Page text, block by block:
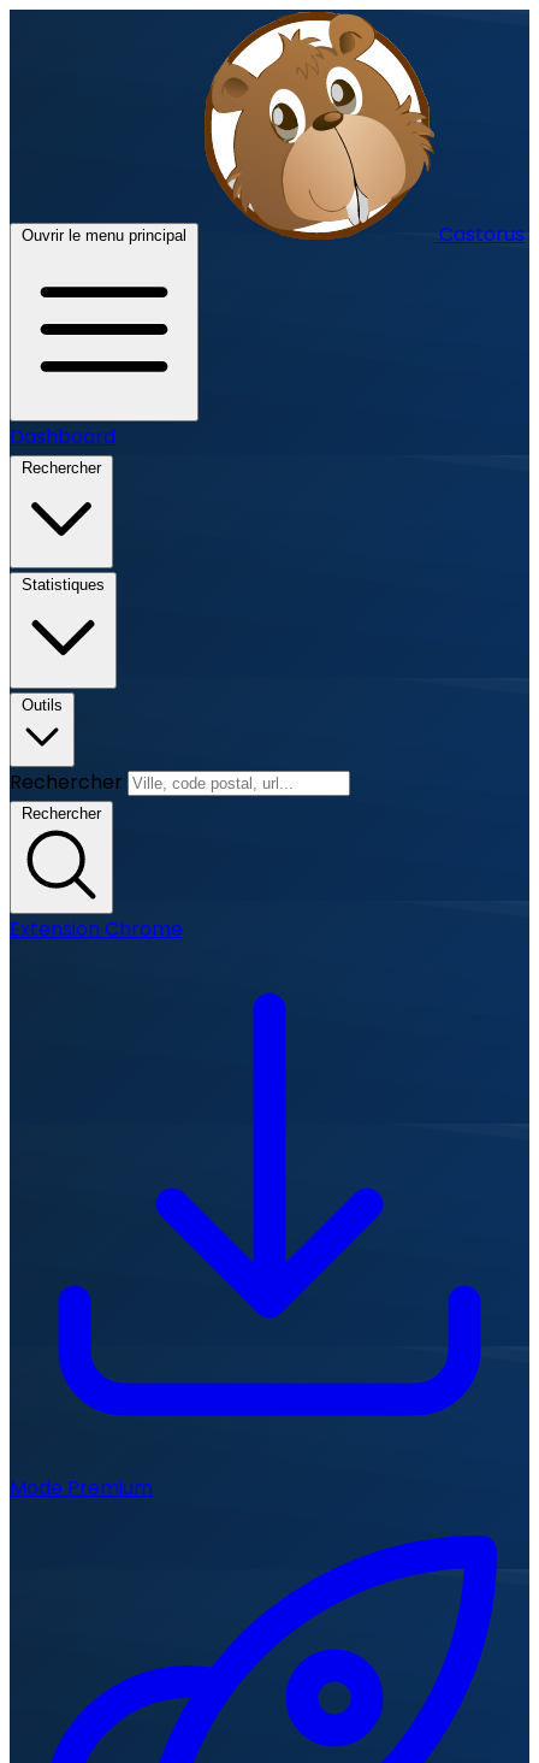
Ouvrir le menu principal Castorus
Dashboard
Rechercher
Statistiques
Outils
Rechercher
Rechercher
Extension Chrome
Mode Premium